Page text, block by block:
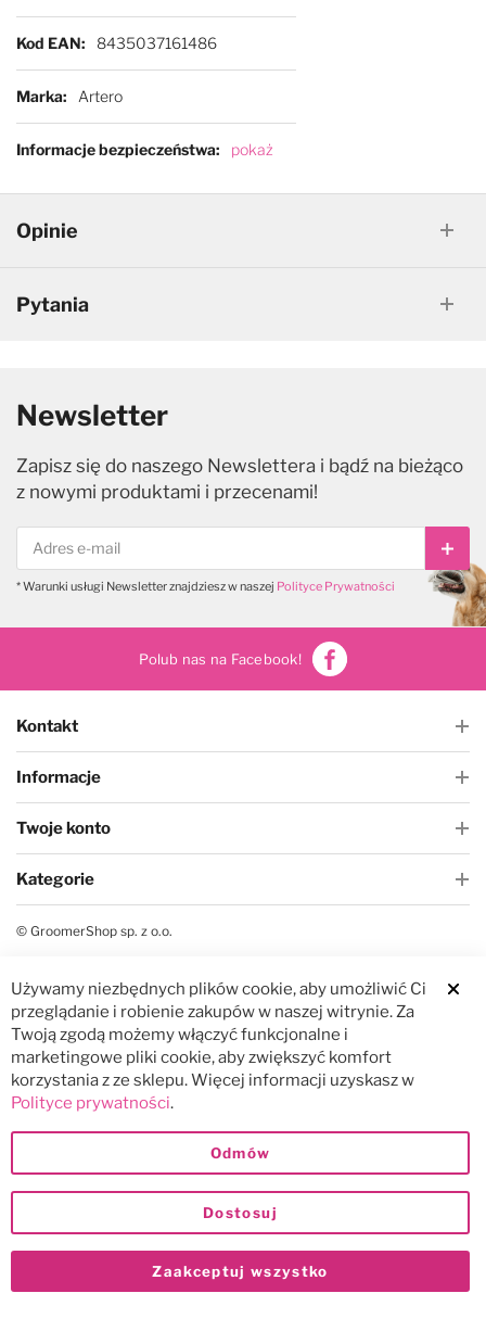
Kod EAN 8435037161486
Marka Artero
Informacje bezpieczeństwa pokaż
Opinie
Pytania
Newsletter
Zapisz się do naszego Newslettera i bądź na bieżąco
z nowymi produktami i przecenami!
* Warunki usługi Newsletter znajdziesz w naszej Polityce Prywatności
Polub nas na Facebook!
Kontakt
Informacje
Twoje konto
Kategorie
© GroomerShop sp. z o.o.
Używamy niezbędnych plików cookie, aby umożliwić Ci
przeglądanie i robienie zakupów w naszej witrynie. Za
Twoją zgodą możemy włączyć funkcjonalne i
marketingowe pliki cookie, aby zwiększyć komfort
korzystania z ze sklepu. Więcej informacji uzyskasz w
Polityce prywatności.
Zaakceptuj wszystko
Dostosuj
Odmów